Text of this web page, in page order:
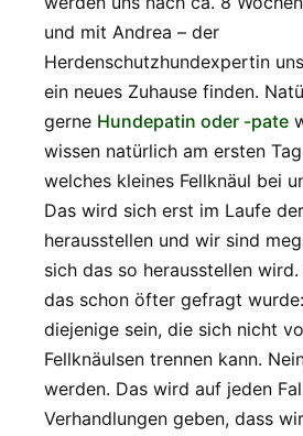
und mit Andrea – der
Herdenschutzhundexpertin
ein neues Zuhause finden.
gerne Hundepatin oder -pate
wissen natürlich am ersten
welches kleines Fellknäul bei
Das wird sich erst im Laufe
herausstellen und wir sind
sich das so herausstellen
das schon öfter gefragt
diejenige sein, die sich nicht
Fellknäulsen trennen kann.
werden. Das wird auf jeden
Verhandlungen geben, dass